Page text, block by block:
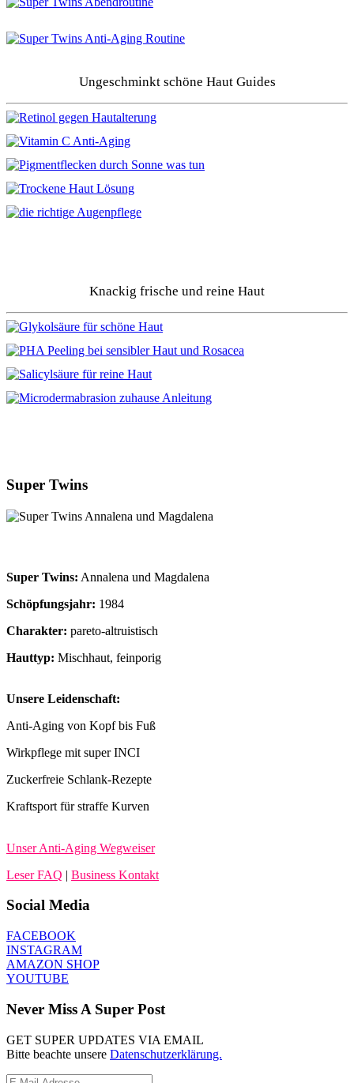
Ungeschminkt schöne Haut Guides
Knackig frische und reine Haut
Super Twins
Super Twins: Annalena und Magdalena
Schöpfungsjahr: 1984
Charakter: pareto-altruistisch
Hauttyp: Mischhaut, feinporig
Unsere Leidenschaft:
Anti-Aging von Kopf bis Fuß
Wirkpflege mit super INCI
Zuckerfreie Schlank-Rezepte
Kraftsport für straffe Kurven
Unser Anti-Aging Wegweiser
Leser FAQ | Business Kontakt
Social Media
FACEBOOK
INSTAGRAM
AMAZON SHOP
YOUTUBE
Never Miss A Super Post
GET SUPER UPDATES VIA EMAIL
Bitte beachte unsere Datenschutzerklärung.
E-